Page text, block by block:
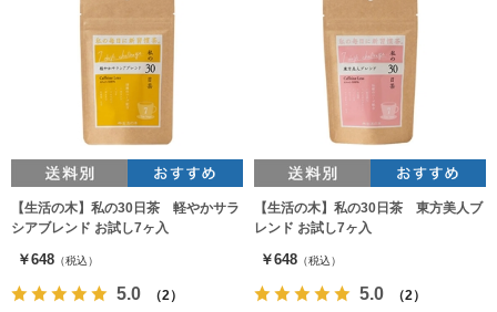
【生活の木】私の30日茶 軽やかサラ
シアブレンド お試し7ヶ入
￥648 （税込）
5.0 （2）
【生活の木】私の30日茶 東方美人ブ
レンド お試し7ヶ入
￥648 （税込）
5.0 （2）